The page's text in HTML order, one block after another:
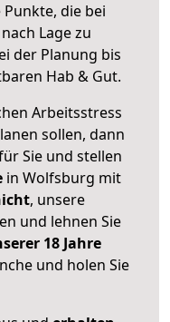
die bei
Lage zu
der Planung bis
Hab & Gut.
Arbeitsstress
sollen, dann
Sie und stellen
in Wolfsburg mit
, unsere
und lehnen Sie
18 Jahre
und holen Sie